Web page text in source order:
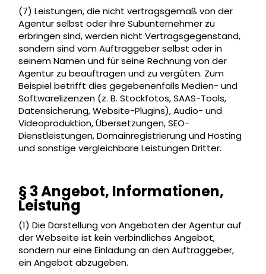
(7) Leistungen, die nicht vertragsgemäß von der
Agentur selbst oder ihre Subunternehmer zu
erbringen sind, werden nicht Vertragsgegenstand,
sondern sind vom Auftraggeber selbst oder in
seinem Namen und für seine Rechnung von der
Agentur zu beauftragen und zu vergüten. Zum
Beispiel betrifft dies gegebenenfalls Medien- und
Softwarelizenzen (z. B. Stockfotos, SAAS-Tools,
Datensicherung, Website-Plugins), Audio- und
Videoproduktion, Übersetzungen, SEO-
Dienstleistungen, Domainregistrierung und Hosting
und sonstige vergleichbare Leistungen Dritter.
§ 3 Angebot, Informationen,
Leistung
(1) Die Darstellung von Angeboten der Agentur auf
der Webseite ist kein verbindliches Angebot,
sondern nur eine Einladung an den Auftraggeber,
ein Angebot abzugeben.